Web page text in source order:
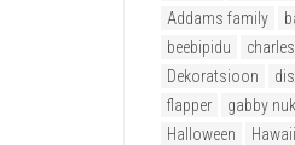
Addams family
beebipidu
Dekoratsioon
flapper
gabby
Halloween
Hawaii